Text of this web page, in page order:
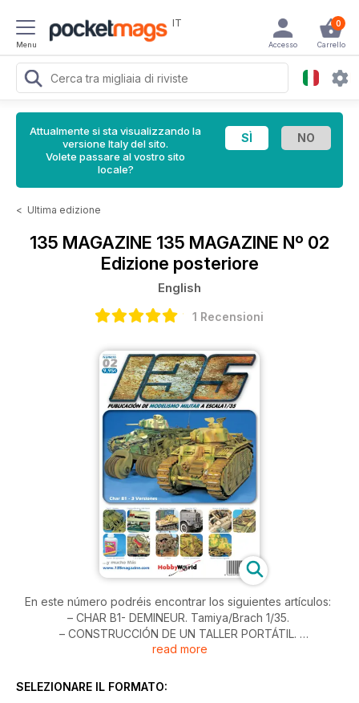
Menu
IT 0
Carrello
Accesso
Attualmente si sta visualizzando la
versione Italy del sito.
Volete passare al vostro sito
locale?
< Ultima edizione
135 MAGAZINE 135 MAGAZINE Nº 02
Edizione posteriore
English
1 Recensioni
En este número podréis encontrar los siguientes artículos:
– CHAR B1- DEMINEUR. Tamiya/Brach 1/35.
– CONSTRUCCIÓN DE UN TALLER PORTÁTIL.
– THE RAILWAY CROSSING. Tamiya 1/35.
– NOVIOS DE LA MUERTE. Tamiya 1/35.
read more
SELEZIONARE IL FORMATO: